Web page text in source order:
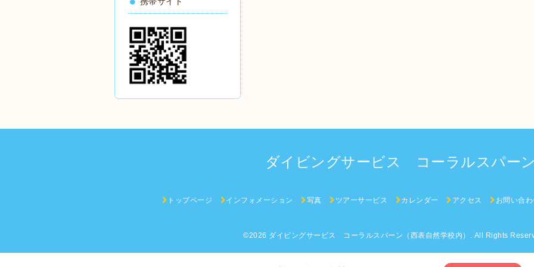
ダイビングサービス コーラルスパーン
トップページ インフォメーション 写真 ツアーサービス カレンダー アクセス お問い合わ
©2026 ダイビングサービス コーラルスパーン（西表自然学校内） . All Rights